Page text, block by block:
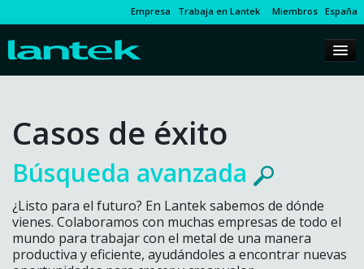
Empresa Trabaja en Lantek Miembros España
Casos de éxito
Búsqueda avanzada
¿Listo para el futuro? En Lantek sabemos de dónde
vienes. Colaboramos con muchas empresas de todo el
mundo para trabajar con el metal de una manera
productiva y eficiente, ayudándoles a encontrar nuevas